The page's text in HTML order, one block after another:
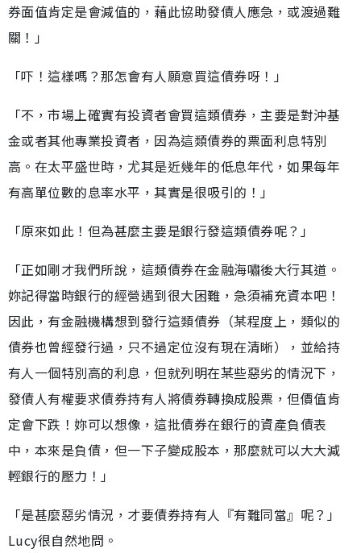
券面值肯定是會減值的，藉此協助發債人應急，或渡過難
關！」
「吓！這樣嗎？那怎會有人願意買這債券呀！」
「不，市場上確實有投資者會買這類債券，主要是對沖基
金或者其他專業投資者，因為這類債券的票面利息特別
高。在太平盛世時，尤其是近幾年的低息年代，如果每年
有高單位數的息率水平，其實是很吸引的！」
「原來如此！但為甚麼主要是銀行發這類債券呢？」
「正如剛才我們所說，這類債券在金融海嘯後大行其道。
妳記得當時銀行的經營遇到很大困難，急須補充資本吧！
因此，有金融機構想到發行這類債券（某程度上，類似的
債券也曾經發行過，只不過定位沒有現在清晰），並給持
有人一個特別高的利息，但就列明在某些惡劣的情況下，
發債人有權要求債券持有人將債券轉換成股票，但價值肯
定會下跌！妳可以想像，這批債券在銀行的資產負債表
中，本來是負債，但一下子變成股本，那麼就可以大大減
輕銀行的壓力！」
「是甚麼惡劣情況，才要債券持有人『有難同當』呢？」
Lucy很自然地問。